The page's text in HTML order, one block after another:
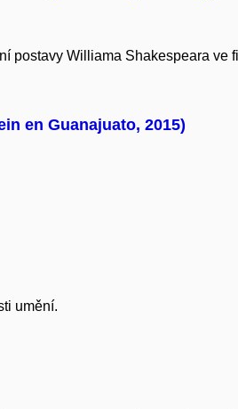
postavy Williama Shakespeara ve
en Guanajuato, 2015)
umění.